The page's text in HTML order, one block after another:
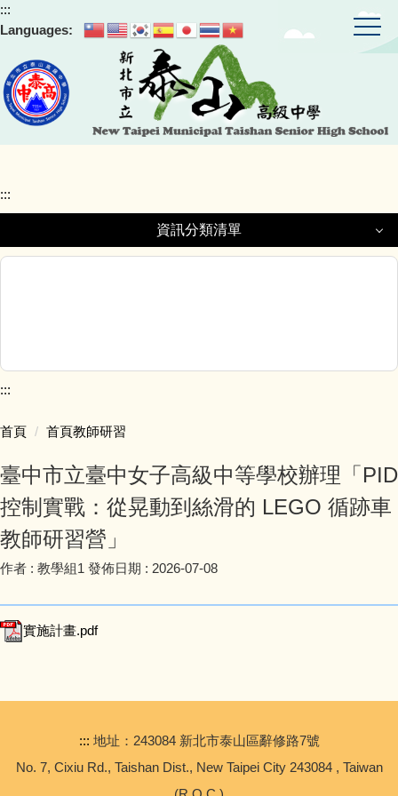
跳
到
要
內
容
:::
Languages:
:::
資訊分類清單
學生專區
新生專區
自主學習專區
特色招生專業群科甄選入學
2026 AI StartUp創業挑戰賽
:::
首頁 首頁教師研習
臺中市立臺中女子高級中等學校辦理「PID
控制實戰：從晃動到絲滑的 LEGO 循跡車
教師研習營」
作者 : 教學組1 發佈日期 : 2026-07-08
實施計畫.pdf
::: 地址：243084 新北市泰山區辭修路7號
No. 7, Cixiu Rd., Taishan Dist., New Taipei City 243084 , Taiwan